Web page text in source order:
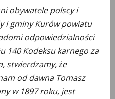
obywatele polscy i
i gminy Kurów powiatu
odpowiedzialności
140 Kodeksu karnego za
stwierdzamy, że
od dawna Tomasz
w 1897 roku, jest